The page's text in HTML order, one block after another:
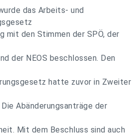
das Arbeits- und
mit den Stimmen der SPÖ, der
der NEOS beschlossen. Den
hatte zuvor in Zweiter
Abänderungsanträge der
Mit dem Beschluss sind auch